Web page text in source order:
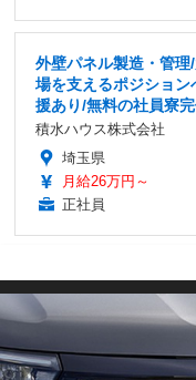
外壁パネル製造・管
場を支えるポジショ
援あり/無料の社員寮
積水ハウス株式会社
埼玉県
月給26万円～
正社員